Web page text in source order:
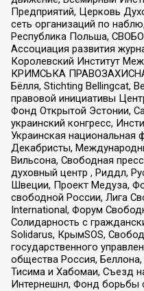
Предприятий, Церковь
сеть организаций по
Республика Польша,
Ассоциация развития
Королевский Институт
КРИМСЬКА
Бёлля, Stichting Bellingcat,
правовой инициативы
Фонд Открытой Эстонии,
украинский конгресс,
Украинская национальная
Декабристы,
Вильсона, Свободная
духовный центр , Риддл,
Швеции, Проект Медуза,
свободной России, Лига
International, Форум
Солидарность с
Solidarus, КрымSOS,
государственного
общества Россия,
Тисима и Хабомаи, Съезд
Интернешнл, Фонд борьбы